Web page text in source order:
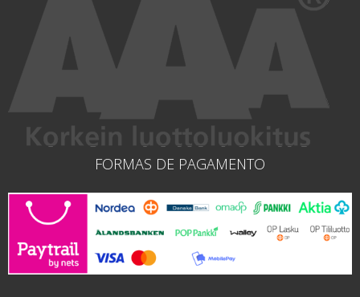
FORMAS DE PAGAMENTO